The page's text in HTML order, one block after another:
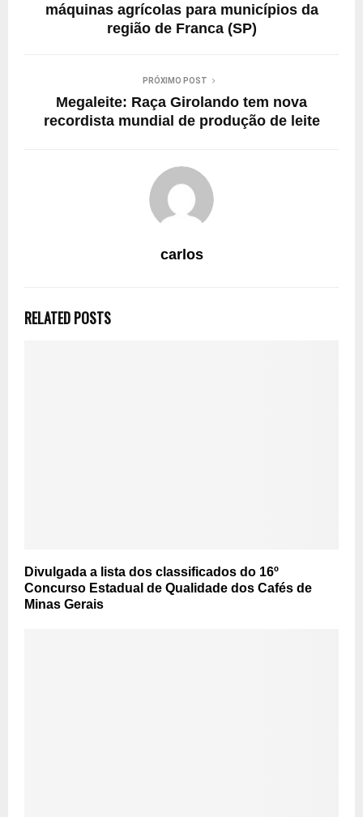
máquinas agrícolas para municípios da
região de Franca (SP)
PRÓXIMO POST
Megaleite: Raça Girolando tem nova
recordista mundial de produção de leite
carlos
RELATED POSTS
Divulgada a lista dos classificados do 16º
Concurso Estadual de Qualidade dos Cafés de
Minas Gerais